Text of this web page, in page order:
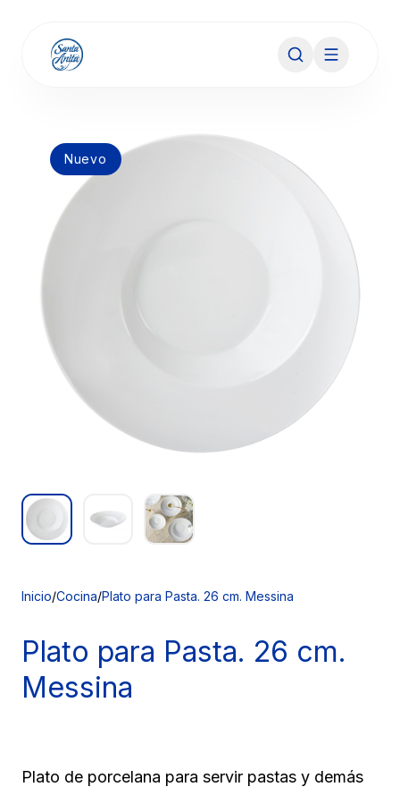
Nuevo
Inicio/Cocina/Plato para Pasta. 26 cm. Messina
Plato para Pasta. 26 cm.
Messina
Plato de porcelana para servir pastas y demás